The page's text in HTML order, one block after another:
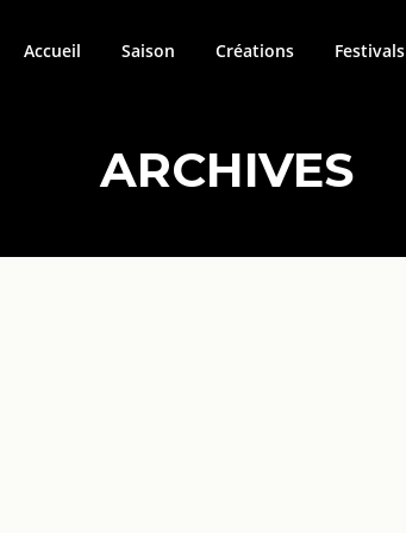
Accueil Saison Créations Festivals
ARCHIVES